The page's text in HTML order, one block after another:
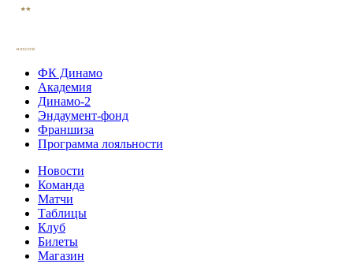
ФК Динамо
Академия
Динамо-2
Эндаумент-фонд
Франшиза
Программа лояльности
Новости
Команда
Матчи
Таблицы
Клуб
Билеты
Магазин